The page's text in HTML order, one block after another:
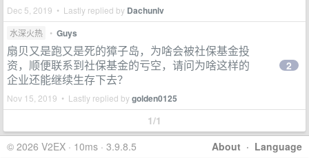
Dec 5, 2019 • Lastly replied by Dachunlv
水深火热 • Guys
扇贝又是跑又是死的獐子岛，为啥会被社保基金投
资，顺便联系到社保基金的亏空，请问为啥这样的
企业还能继续生存下去？
Nov 15, 2019 • Lastly replied bygolden0125
2
1/1
About · Language
© 2026 V2EX · 10ms · 3.9.8.5